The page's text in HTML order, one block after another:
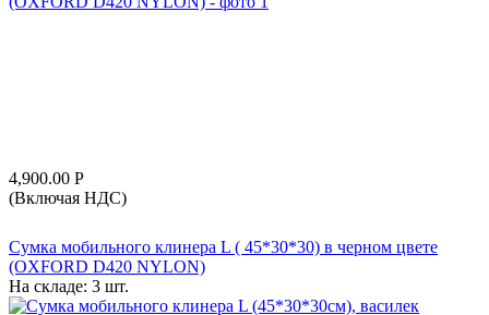
4,900.00 Р
(Включая НДС)
Сумка мобильного клинера L ( 45*30*30) в черном цвете
(OXFORD D420 NYLON)
На складе: 3 шт.